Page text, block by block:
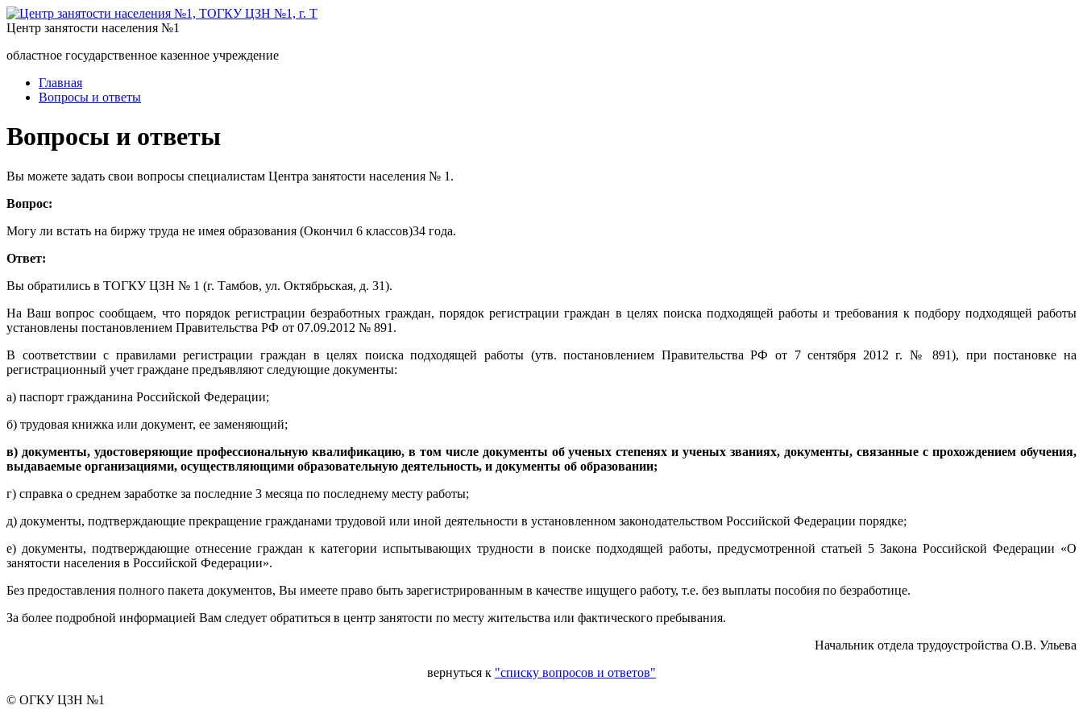
Центр занятости населения №1
областное государственное казенное учреждение
Главная
Вопросы и ответы
Вопросы и ответы
Вы можете задать свои вопросы специалистам Центра занятости населения № 1.
Вопрос:
Могу ли встать на биржу труда не имея образования (Окончил 6 классов)34 года.
Ответ:
Вы обратились в ТОГКУ ЦЗН № 1 (г. Тамбов, ул. Октябрьская, д. 31).
На Ваш вопрос сообщаем, что порядок регистрации безработных граждан, порядок регистрации граждан в целях поиска подходящей работы и требования к подбору подходящей работы
установлены постановлением Правительства РФ от 07.09.2012 № 891.
В соответствии с правилами регистрации граждан в целях поиска подходящей работы (утв. постановлением Правительства РФ от 7 сентября 2012 г. № 891), при постановке на
регистрационный учет граждане предъявляют следующие документы:
а) паспорт гражданина Российской Федерации;
б) трудовая книжка или документ, ее заменяющий;
в) документы, удостоверяющие профессиональную квалификацию, в том числе документы об ученых степенях и ученых званиях, документы, связанные с прохождением обучения,
выдаваемые организациями, осуществляющими образовательную деятельность, и документы об образовании;
г) справка о среднем заработке за последние 3 месяца по последнему месту работы;
д) документы, подтверждающие прекращение гражданами трудовой или иной деятельности в установленном законодательством Российской Федерации порядке;
е) документы, подтверждающие отнесение граждан к категории испытывающих трудности в поиске подходящей работы, предусмотренной статьей 5 Закона Российской Федерации «О
занятости населения в Российской Федерации».
Без предоставления полного пакета документов, Вы имеете право быть зарегистрированным в качестве ищущего работу, т.е. без выплаты пособия по безработице.
За более подробной информацией Вам следует обратиться в центр занятости по месту жительства или фактического пребывания.
Начальник отдела трудоустройства О.В. Ульева
вернуться к "списку вопросов и ответов"
© ОГКУ ЦЗН №1